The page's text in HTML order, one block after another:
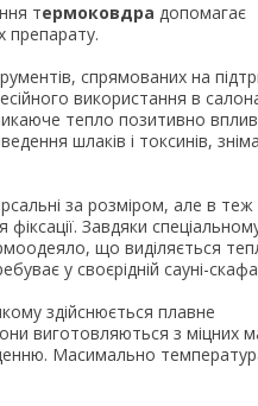
термоковдра допомагає
препарату.
спрямованих на
використання в
тепло позитивно
шлаків і токсинів,
за розміром, але в
Завдяки
що виділяється
у своєрідній сауні-
здійснюється плавне
виготовляються з міцних
Масимально